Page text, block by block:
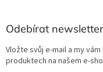
Odebírat newsletter
Vložte svůj e-mail a my
produktech na našem e-